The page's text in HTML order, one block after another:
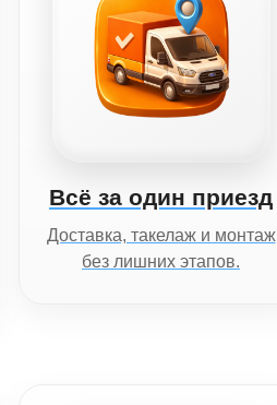
Всё за один приезд
Доставка, такелаж и монтаж
без лишних этапов.